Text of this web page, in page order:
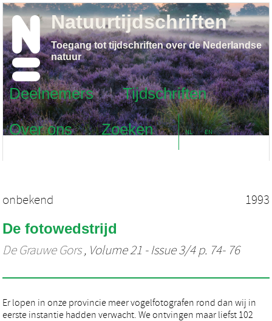
Deelnemers
Tijdschriften
Over ons
Zoeken NL EN
Natuurtijdschriften
Toegang tot tijdschriften over de Nederlandse
natuur
onbekend 1993
De fotowedstrijd
De Grauwe Gors, Volume 21 - Issue 3/4 p. 74- 76
Er lopen in onze provincie meer vogelfotografen rond dan wij in
eerste instantie hadden verwacht. We ontvingen maar liefst 102